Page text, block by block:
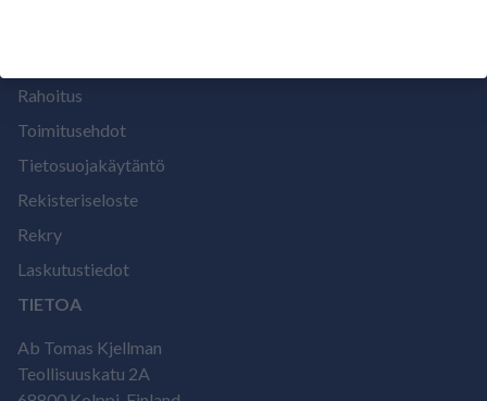
Rahoitus
Toimitusehdot
Tietosuojakäytäntö
Rekisteriseloste
Rekry
Laskutustiedot
TIETOA
Ab Tomas Kjellman
Teollisuuskatu 2A